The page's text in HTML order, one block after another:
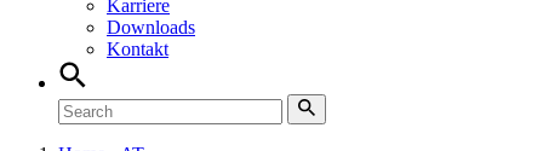
Karriere
Downloads
Kontakt